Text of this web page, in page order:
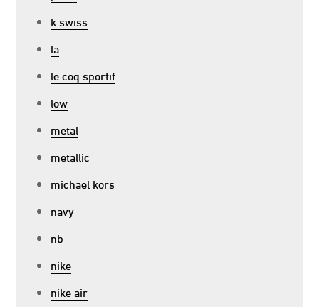
k swiss
la
le coq sportif
low
metal
metallic
michael kors
navy
nb
nike
nike air